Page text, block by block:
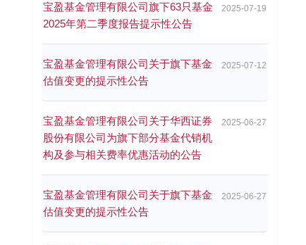
宝盈基金管理有限公司旗下63只基金
2025年第二季度报告提示性公告
2025-07-19
宝盈基金管理有限公司关于旗下基金
估值变更的提示性公告
2025-07-12
宝盈基金管理有限公司关于华西证券
股份有限公司为旗下部分基金代销机
构及参与相关费率优惠活动的公告
2025-06-27
宝盈基金管理有限公司关于旗下基金
估值变更的提示性公告
2025-06-27